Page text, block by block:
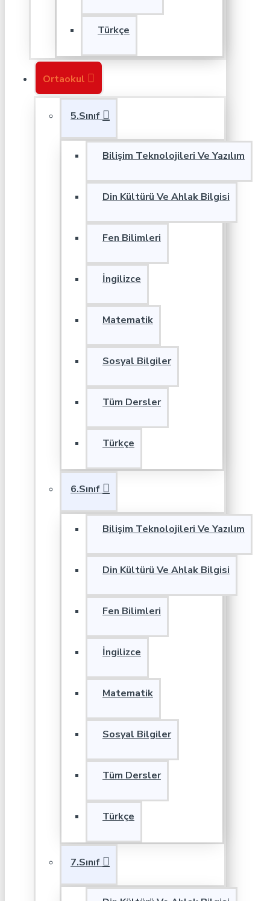
Türkçe
Ortaokul
5.Sınıf
Bilişim Teknolojileri Ve Yazılım
Din Kültürü Ve Ahlak Bilgisi
Fen Bilimleri
İngilizce
Matematik
Sosyal Bilgiler
Tüm Dersler
Türkçe
6.Sınıf
Bilişim Teknolojileri Ve Yazılım
Din Kültürü Ve Ahlak Bilgisi
Fen Bilimleri
İngilizce
Matematik
Sosyal Bilgiler
Tüm Dersler
Türkçe
7.Sınıf